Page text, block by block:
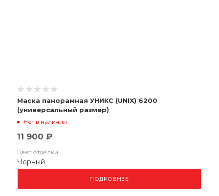
Маска панорамная УНИКС (UNIX) 6200
(универсальный размер)
Нет в наличии
11 900 ₽
Цвет отделки
Черный
ПОДРОБНЕЕ